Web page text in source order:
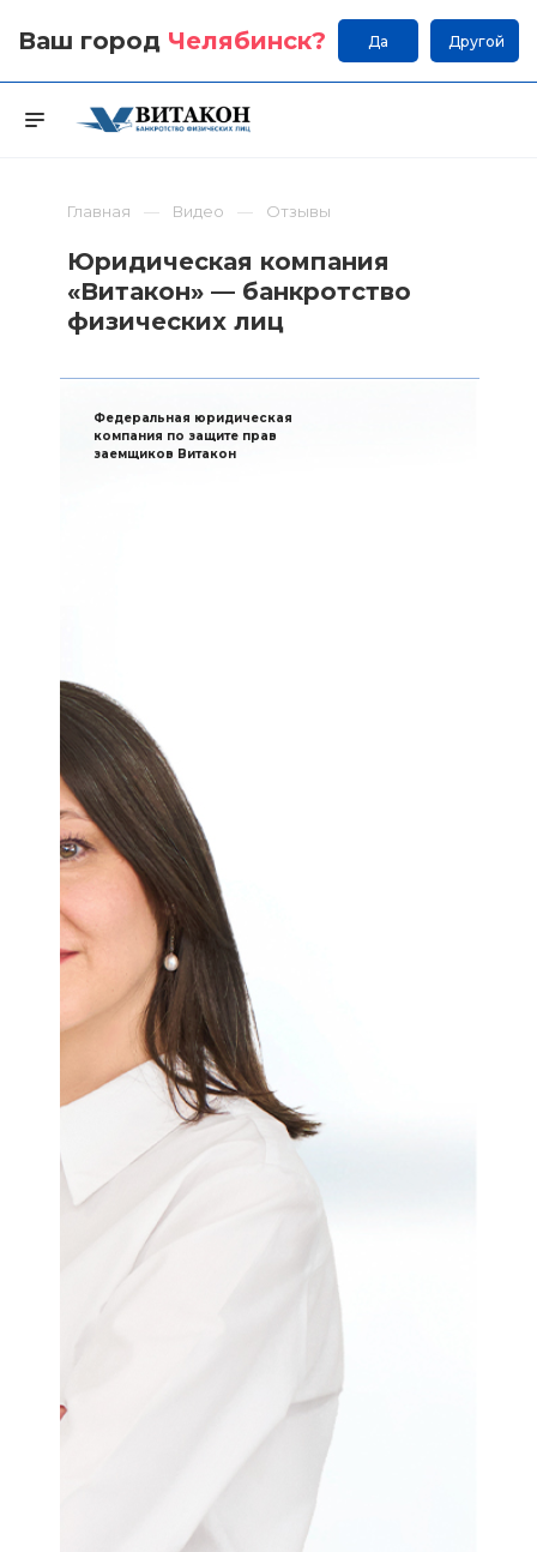
Ваш город Челябинск? Да Другой
Главная Видео Отзывы
Юридическая компания
«Витакон» — банкротство
физических лиц
Федеральная юридическая
компания по защите прав
заемщиков Витакон